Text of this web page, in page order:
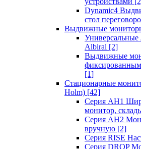
Dynamic4
стол
Выдвижные
Albiral [2]
Выдвижные
[1]
Стационарные
Holm) [42]
Серия AH1
монитор,
Серия AH2
вручную [2]
Серия RISE
Серия DROP